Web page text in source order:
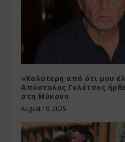
«Καλύτερη από ότι μου
Απόστολος Γκλέτσος
στη Μύκονο
August 19, 2025